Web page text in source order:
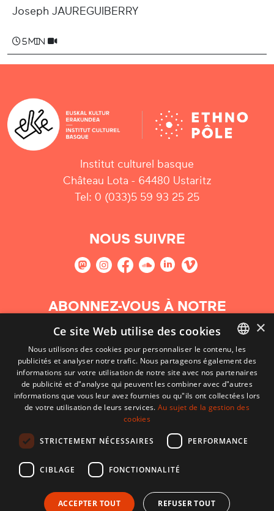
Joseph JAUREGUIBERRY
5 min
Institut culturel basque
Château Lota - 64480 Ustaritz
Tel: 0 (033)5 59 93 25 25
NOUS SUIVRE
ABONNEZ-VOUS À NOTRE
NEWSLETTER
S'abonner
BASQUE
FRENCH
×
Ce site Web utilise des cookies
Nous utilisons des cookies pour personnaliser le contenu, les
publicités et analyser notre trafic. Nous partageons également des
informations sur votre utilisation de notre site avec nos partenaires
de publicité et d"analyse qui peuvent les combiner avec d"autres
informations que vous leur avez fournies ou qu"ils ont collectées lors
de votre utilisation de leurs services.Au sujet de la gestion des
cookies
STRICTEMENT NÉCESSAIRES PERFORMANCE
CIBLAGE FONCTIONNALITÉ
ACCEPTER TOUT REFUSER TOUT